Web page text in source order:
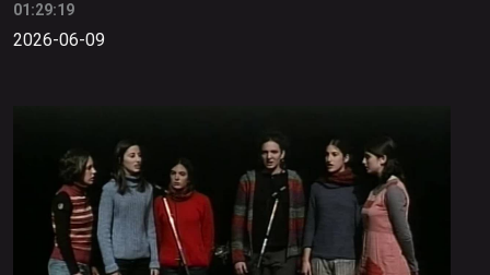
01:29:19
2026-06-09